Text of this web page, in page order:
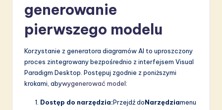
generowanie
pierwszego modelu
Korzystanie z generatora diagramów AI to uproszczony
proces zintegrowany bezpośrednio z interfejsem Visual
Paradigm Desktop. Postępuj zgodnie z poniższymi
krokami, abywygenerować model:
Dostęp do narzędzia:Przejdź doNarzędziamenu